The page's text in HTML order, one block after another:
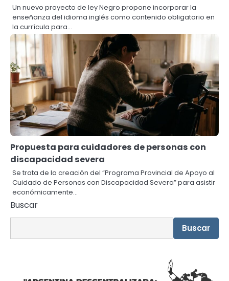
Un nuevo proyecto de ley Negro propone incorporar la
enseñanza del idioma inglés como contenido obligatorio en
la currícula para…
Propuesta para cuidadores de personas con
discapacidad severa
Se trata de la creación del “Programa Provincial de Apoyo al
Cuidado de Personas con Discapacidad Severa” para asistir
económicamente…
Buscar
Buscar